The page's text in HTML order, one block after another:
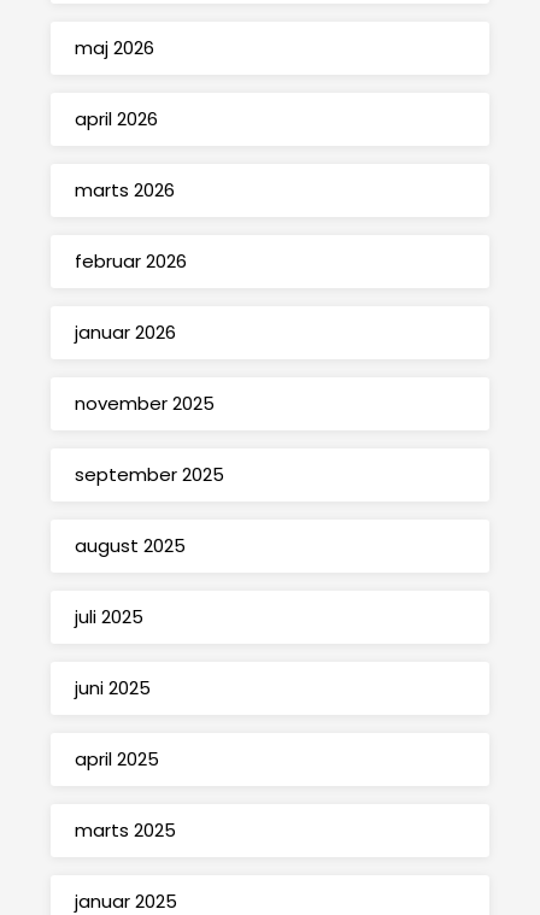
maj 2026
april 2026
marts 2026
februar 2026
januar 2026
november 2025
september 2025
august 2025
juli 2025
juni 2025
april 2025
marts 2025
januar 2025